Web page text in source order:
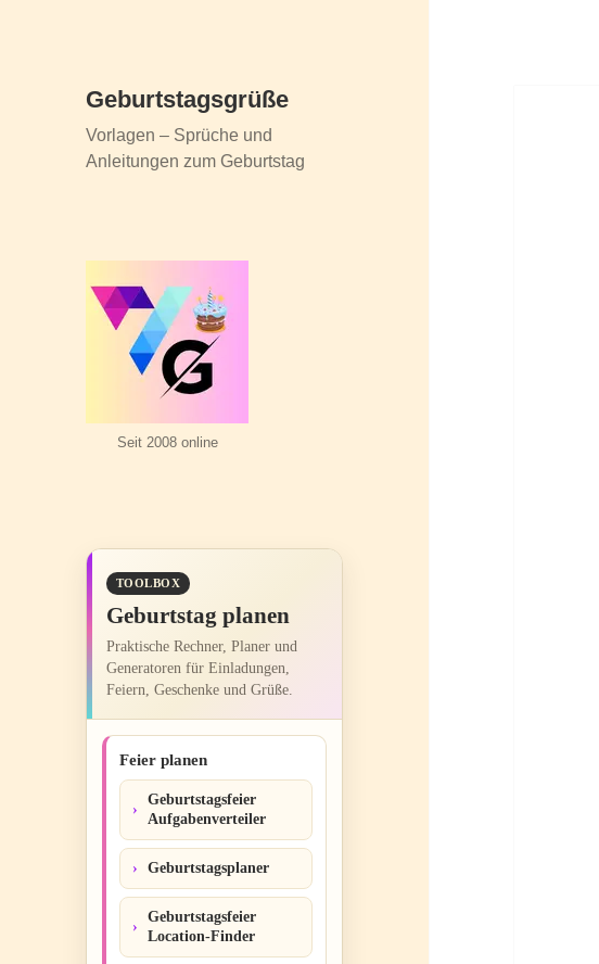
Geburtstagsgrüße
Vorlagen – Sprüche und
Anleitungen zum Geburtstag
Seit 2008 online
TOOLBOX
Geburtstag planen
Praktische Rechner, Planer und
Generatoren für Einladungen,
Feiern, Geschenke und Grüße.
Feier planen
Geburtstagsfeier
Aufgabenverteiler
Geburtstagsplaner
Geburtstagsfeier
Location-Finder